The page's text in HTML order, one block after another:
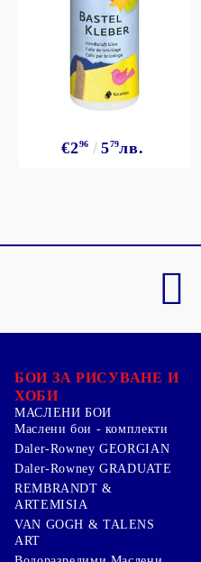
€296 579лв.
БОИ ЗА РИСУВАНЕ И
ХОБИ
МАСЛЕНИ БОИ
Маслени бои - комплекти
Daler-Rowney GEORGIAN
Daler-Rowney GRADUATE
REMBRANDT &
ARTEMISIA
VAN GOGH & TALENS
ART